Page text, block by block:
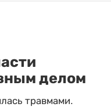
делом
травмами.